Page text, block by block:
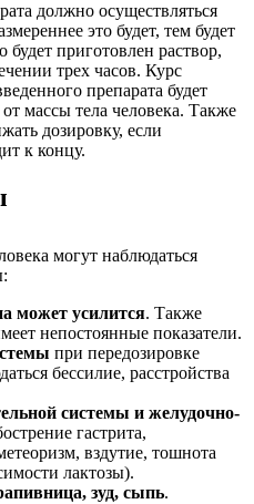
должно осуществляться
это будет, тем будет
будет приготовлен раствор,
трех часов. Курс
препарата будет
массы тела человека. Также
дозировку, если
к концу.
могут наблюдаться
может усилится. Также
непостоянные показатели.
при передозировке
бессилие, расстройства
системы и желудочно-
гастрита,
вздутие, тошнота
лактозы).
зуд, сыпь.